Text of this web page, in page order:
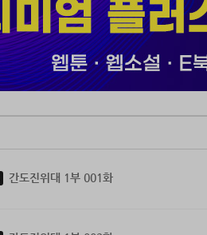
배달의 자손이다!
간도진위대 1부 001화